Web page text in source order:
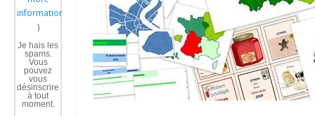
information
)
Je hais les
spams.
Vous
pouvez
vous
désinscrire
à tout
moment.